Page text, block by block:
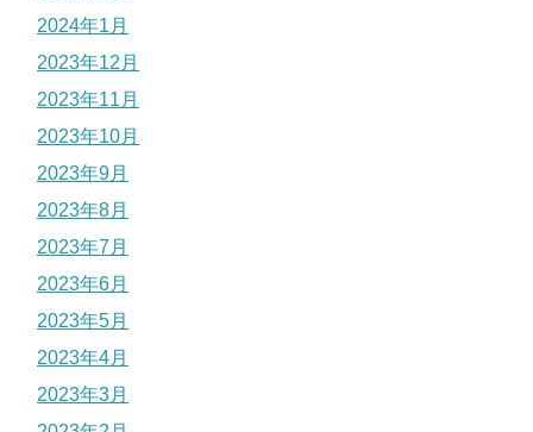
2024年1月
2023年12月
2023年11月
2023年10月
2023年9月
2023年8月
2023年7月
2023年6月
2023年5月
2023年4月
2023年3月